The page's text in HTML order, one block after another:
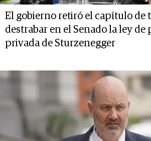
El gobierno retiró el capítulo de
destrabar en el Senado la ley de
privada de Sturzenegger